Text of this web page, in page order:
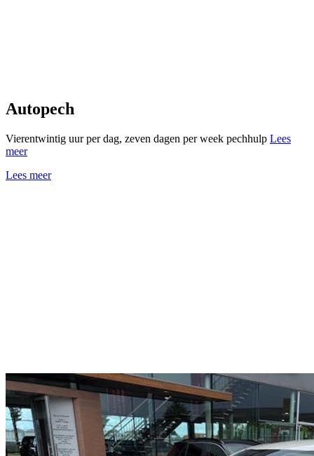
Autopech
Vierentwintig uur per dag, zeven dagen per week pechhulp Lees
meer
Lees meer